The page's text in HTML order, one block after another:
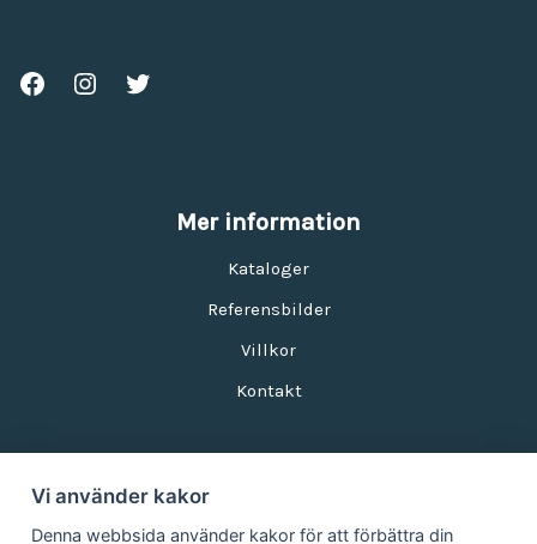
Mer information
Kataloger
Referensbilder
Villkor
Kontakt
Vi använder kakor
Denna webbsida använder kakor för att förbättra din